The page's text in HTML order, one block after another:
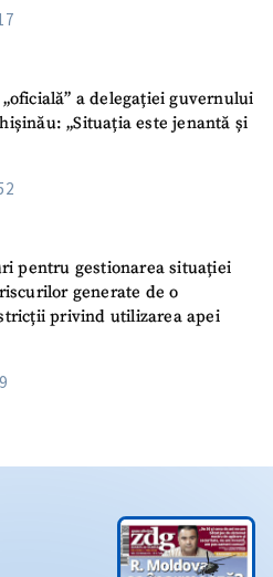
a delegației guvernului
„Situația este jenantă și
pentru gestionarea situației
generate de o
privind utilizarea apei